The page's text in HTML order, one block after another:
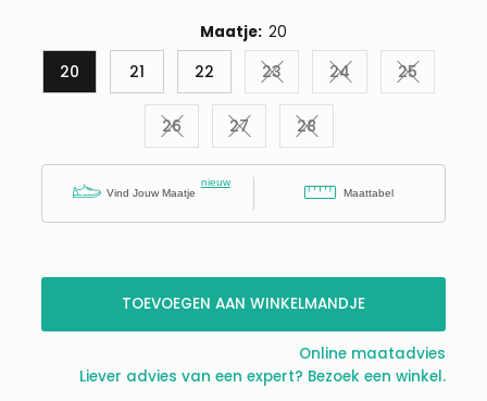
Maatje: 20
20 21 22 23Variant uitverkocht of niet
24Variant 25Variant
26
Variant uitverkocht of niet beschikbaar
27
Variant uitverkocht of niet
28
Variant uitverkocht of
Vind Jouw Maatje Maattabel
TOEVOEGEN AAN WINKELMANDJE
Online maatadvies
Liever advies van een expert? Bezoek een winkel.